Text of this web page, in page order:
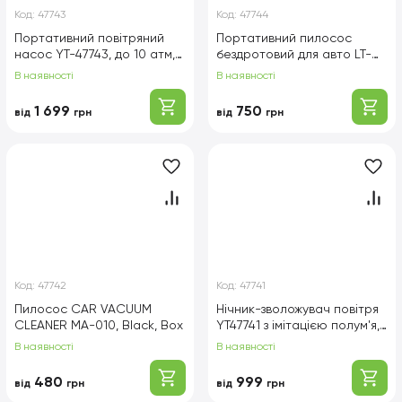
Код: 47743
Портативний повітряний
насос YT-47743, до 10 атм,
Silver / Black, Box
В наявності
від 1 699 грн
Код: 47744
Портативний пилосос
бездротовий для авто LT-
113CT, Black, Box
В наявності
від 750 грн
Код: 47742
Пилосос CAR VACUUM
CLEANER MA-010, Black, Box
В наявності
від 480 грн
Код: 47741
Нічник-зволожувач повітря
YT47741 з імітацією полум'я,
Led RGB, Black, Box
В наявності
від 999 грн